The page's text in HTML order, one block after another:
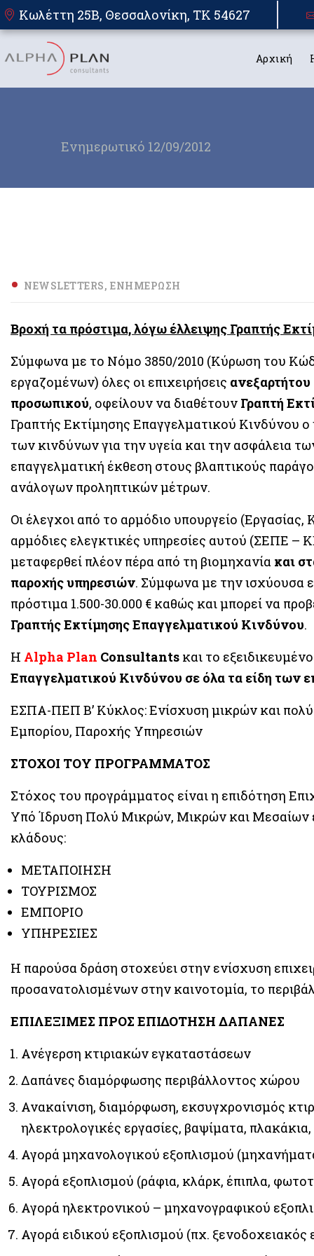
Κωλέττη 25Β, Θεσσαλονίκη, TK 54627
Αρχική
Ενημερωτικό 12/09/2012
NEWSLETTERS ΕΝΗΜΈΡΩΣΗ
Βροχή τα πρόστιμα, λόγω έλλειψης Γραπτής
Σύμφωνα με το Νόμο 3850/2010 (Κύρωση του
εργαζομένων) όλες οι επιχειρήσεις
προσωπικού, οφείλουν να διαθέτουν Γραπτή
Γραπτής Εκτίμησης Επαγγελματικού Κινδύνου
των κινδύνων για την υγεία και την ασφάλεια
επαγγελματική έκθεση στους βλαπτικούς
ανάλογων προληπτικών μέτρων.
Οι έλεγχοι από το αρμόδιο υπουργείο
αρμόδιες ελεγκτικές υπηρεσίες αυτού (ΣΕΠΕ –
μεταφερθεί πλέον πέρα από τη βιομηχανία και
παροχής υπηρεσιών. Σύμφωνα με την ισχύουσα
πρόστιμα 1.500-30.000 € καθώς και μπορεί να
Γραπτής Εκτίμησης Επαγγελματικού Κινδύνου.
Η Alpha Plan Consultants και το
Επαγγελματικού Κινδύνου σε όλα τα είδη των
ΕΣΠΑ-ΠΕΠ Β’ Κύκλος: Ενίσχυση μικρών και
Εμπορίου, Παροχής Υπηρεσιών
ΣΤΟΧΟΙ ΤΟΥ ΠΡΟΓΡΑΜΜΑΤΟΣ
Στόχος του προγράμματος είναι η επιδότηση
Υπό Ίδρυση Πολύ Μικρών, Μικρών και Μεσαίων
κλάδους:
ΜΕΤΑΠΟΙΗΣΗ
ΤΟΥΡΙΣΜΟΣ
ΕΜΠΟΡΙΟ
ΥΠΗΡΕΣΙΕΣ
Η παρούσα δράση στοχεύει στην ενίσχυση
προσανατολισμένων στην καινοτομία, το
ΕΠΙΛΕΞΙΜΕΣ ΠΡΟΣ ΕΠΙΔΟΤΗΣΗ ΔΑΠΑΝΕΣ
Ανέγερση κτιριακών εγκαταστάσεων
Δαπάνες διαμόρφωσης περιβάλλοντος χώρου
Ανακαίνιση, διαμόρφωση, εκσυγχρονισμός
ηλεκτρολογικές εργασίες, βαψίματα,
Αγορά μηχανολογικού εξοπλισμού
Αγορά εξοπλισμού (ράφια, κλάρκ, έπιπλα,
Αγορά ηλεκτρονικού – μηχανογραφικού
Αγορά ειδικού εξοπλισμού (πχ. ξενοδοχειακός